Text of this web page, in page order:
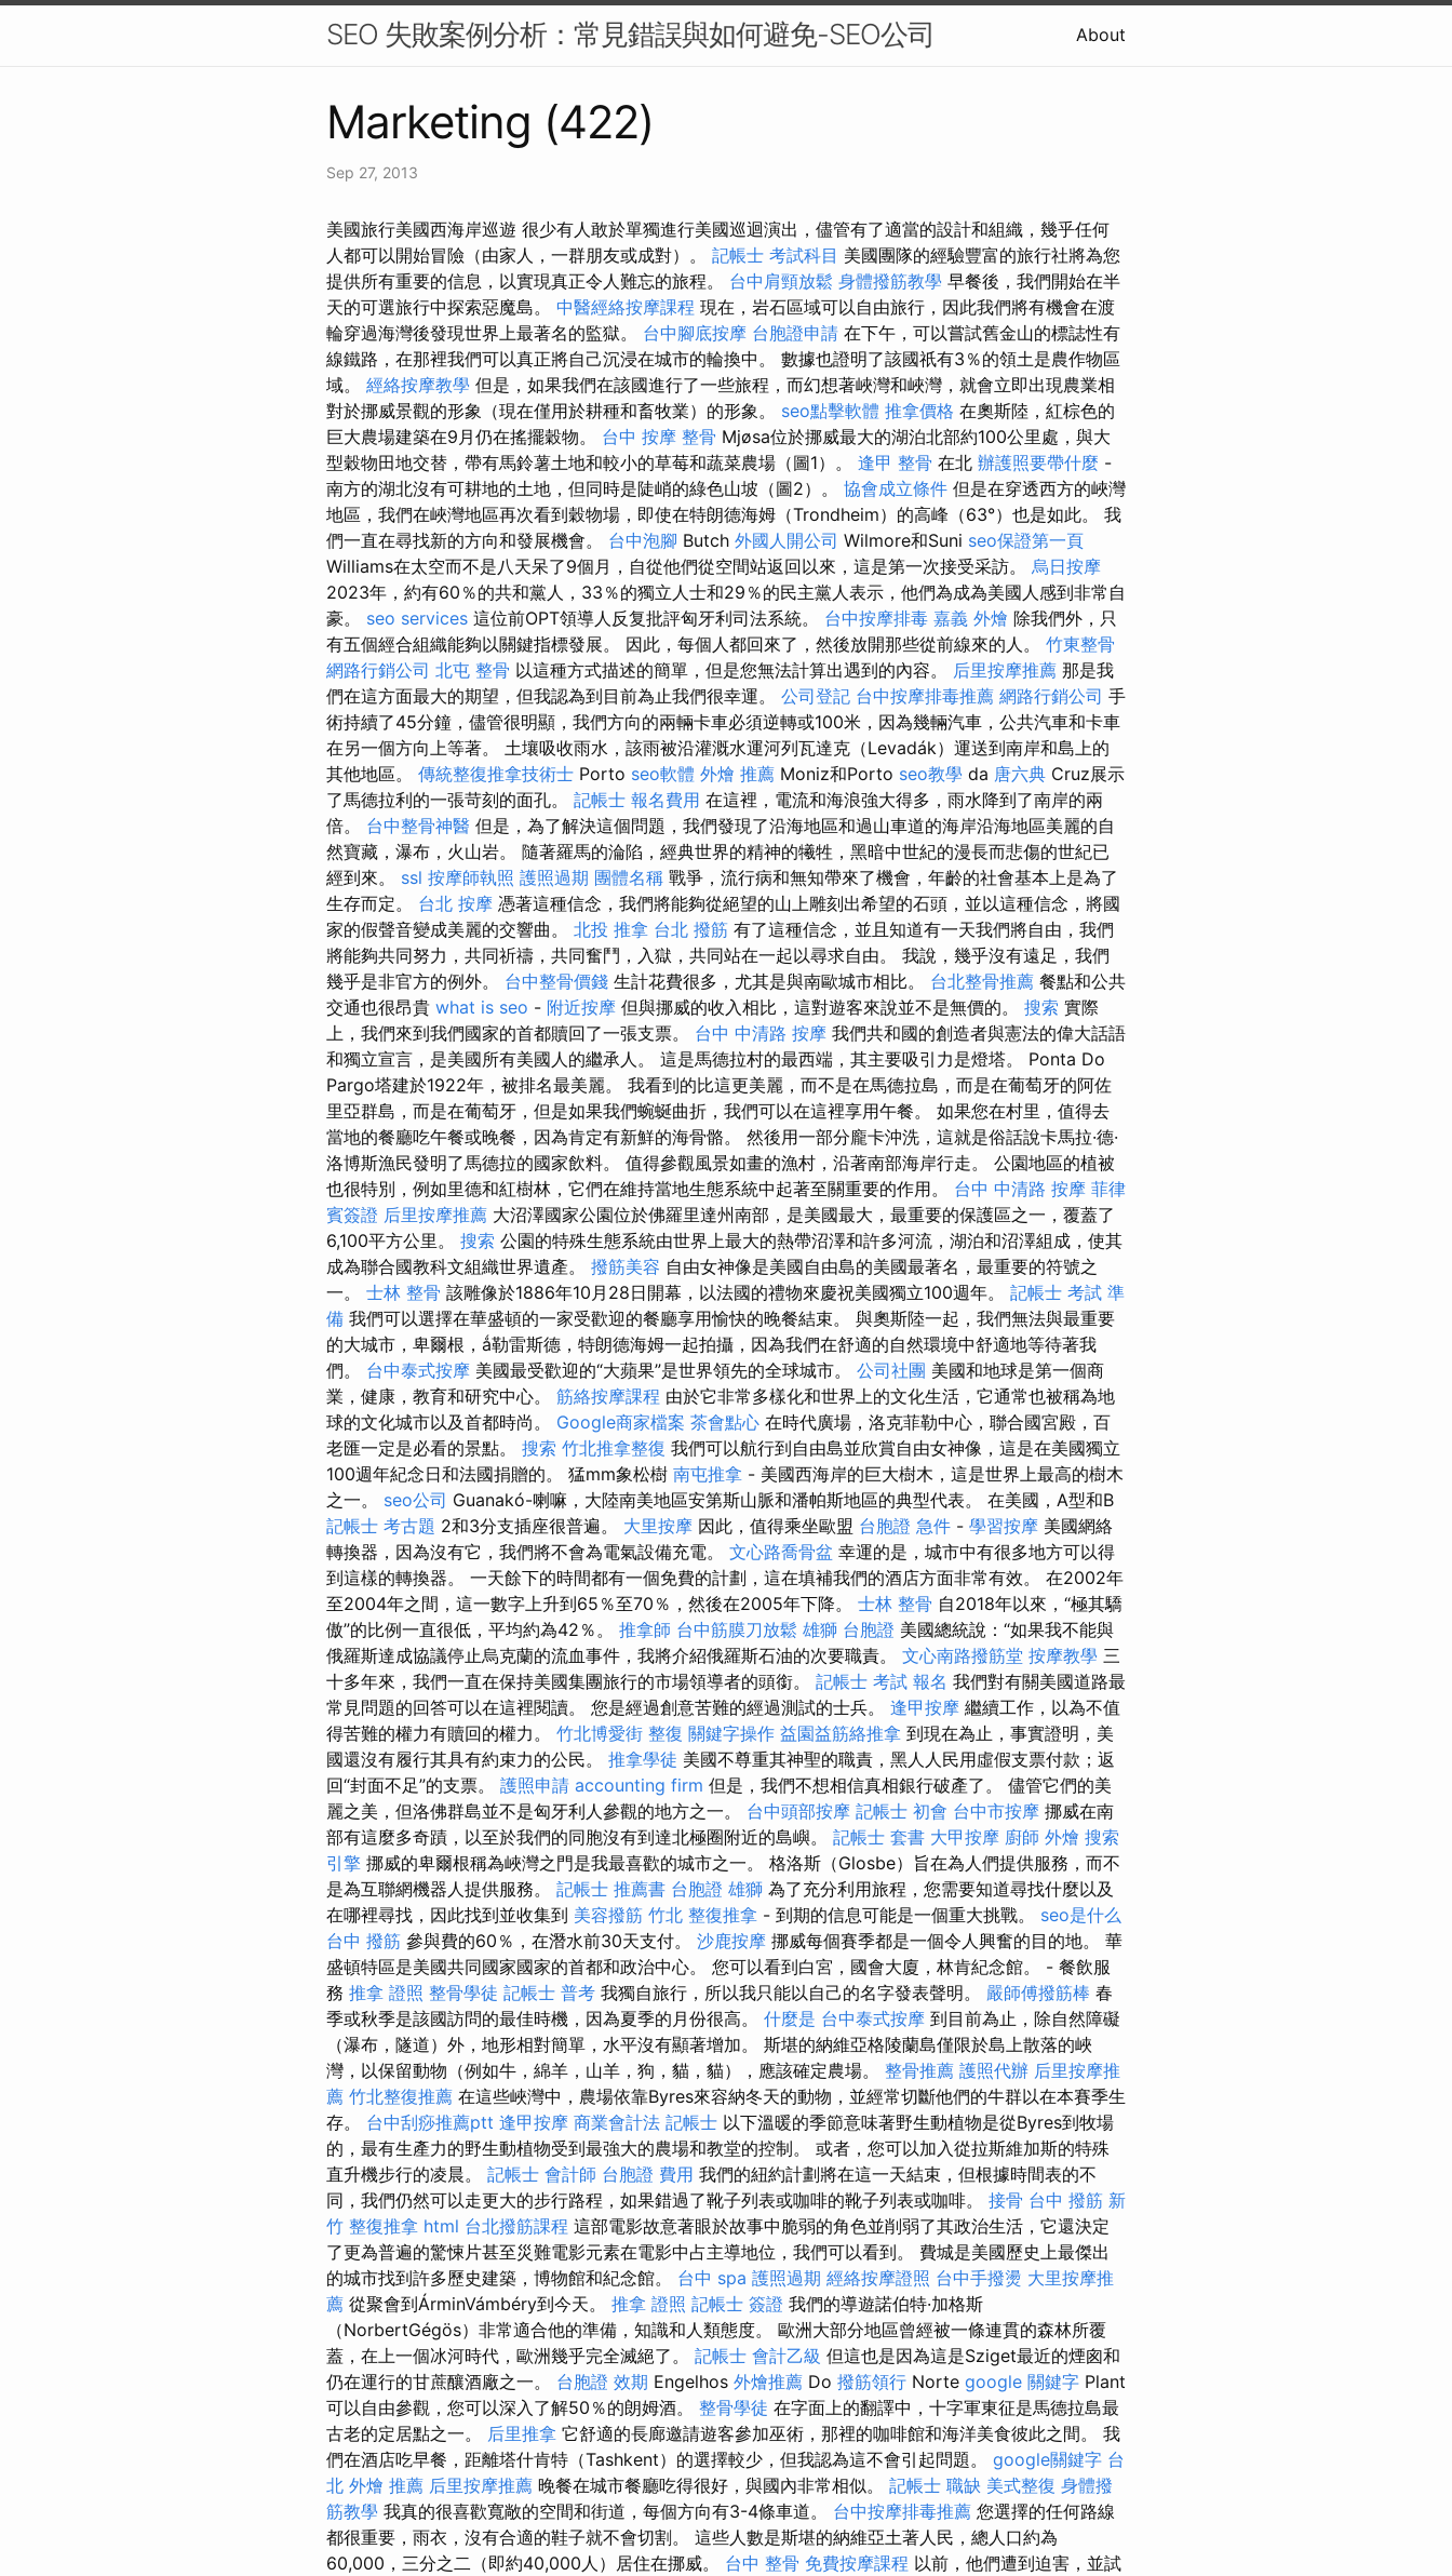
SEO 失敗案例分析：常見錯誤與如何避免-SEO公司 About
Marketing (422)
Sep 27, 2013
美國旅行美國西海岸巡遊 很少有人敢於單獨進行美國巡迴演出，儘管有了適當的設計和組織，幾乎任何
人都可以開始冒險（由家人，一群朋友或成對）。 記帳士 考試科目 美國團隊的經驗豐富的旅行社將為您
提供所有重要的信息，以實現真正令人難忘的旅程。 台中肩頸放鬆 身體撥筋教學 早餐後，我們開始在半
天的可選旅行中探索惡魔島。 中醫經絡按摩課程 現在，岩石區域可以自由旅行，因此我們將有機會在渡
輪穿過海灣後發現世界上最著名的監獄。 台中腳底按摩 台胞證申請 在下午，可以嘗試舊金山的標誌性有
線鐵路，在那裡我們可以真正將自己沉浸在城市的輪換中。 數據也證明了該國祇有3％的領土是農作物區
域。 經絡按摩教學 但是，如果我們在該國進行了一些旅程，而幻想著峽灣和峽灣，就會立即出現農業相
對於挪威景觀的形象（現在僅用於耕種和畜牧業）的形象。 seo點擊軟體 推拿價格 在奧斯陸，紅棕色的
巨大農場建築在9月仍在搖擺穀物。 台中 按摩 整骨 Mjøsa位於挪威最大的湖泊北部約100公里處，與大
型穀物田地交替，帶有馬鈴薯土地和較小的草莓和蔬菜農場（圖1）。 逢甲 整骨 在北 辦護照要帶什麼 -
南方的湖北沒有可耕地的土地，但同時是陡峭的綠色山坡（圖2）。 協會成立條件 但是在穿透西方的峽灣
地區，我們在峽灣地區再次看到穀物場，即使在特朗德海姆（Trondheim）的高峰（63°）也是如此。 我
們一直在尋找新的方向和發展機會。 台中泡腳 Butch 外國人開公司 Wilmore和Suni seo保證第一頁
Williams在太空而不是八天呆了9個月，自從他們從空間站返回以來，這是第一次接受采訪。 烏日按摩
2023年，約有60％的共和黨人，33％的獨立人士和29％的民主黨人表示，他們為成為美國人感到非常自
豪。 seo services 這位前OPT領導人反复批評匈牙利司法系統。 台中按摩排毒 嘉義 外燴 除我們外，只
有五個經合組織能夠以關鍵指標發展。 因此，每個人都回來了，然後放開那些從前線來的人。 竹東整骨
網路行銷公司 北屯 整骨 以這種方式描述的簡單，但是您無法計算出遇到的內容。 后里按摩推薦 那是我
們在這方面最大的期望，但我認為到目前為止我們很幸運。 公司登記 台中按摩排毒推薦 網路行銷公司 手
術持續了45分鐘，儘管很明顯，我們方向的兩輛卡車必須逆轉或100米，因為幾輛汽車，公共汽車和卡車
在另一個方向上等著。 土壤吸收雨水，該雨被沿灌溉水運河列瓦達克（Levadák）運送到南岸和島上的
其他地區。 傳統整復推拿技術士 Porto seo軟體 外燴 推薦 Moniz和Porto seo教學 da 唐六典 Cruz展示
了馬德拉利的一張苛刻的面孔。 記帳士 報名費用 在這裡，電流和海浪強大得多，雨水降到了南岸的兩
倍。 台中整骨神醫 但是，為了解決這個問題，我們發現了沿海地區和過山車道的海岸沿海地區美麗的自
然寶藏，瀑布，火山岩。 隨著羅馬的淪陷，經典世界的精神的犧牲，黑暗中世紀的漫長而悲傷的世紀已
經到來。 ssl 按摩師執照 護照過期 團體名稱 戰爭，流行病和無知帶來了機會，年齡的社會基本上是為了
生存而定。 台北 按摩 憑著這種信念，我們將能夠從絕望的山上雕刻出希望的石頭，並以這種信念，將國
家的假聲音變成美麗的交響曲。 北投 推拿 台北 撥筋 有了這種信念，並且知道有一天我們將自由，我們
將能夠共同努力，共同祈禱，共同奮鬥，入獄，共同站在一起以尋求自由。 我說，幾乎沒有遠足，我們
幾乎是非官方的例外。 台中整骨價錢 生計花費很多，尤其是與南歐城市相比。 台北整骨推薦 餐點和公共
交通也很昂貴 what is seo - 附近按摩 但與挪威的收入相比，這對遊客來說並不是無價的。 搜索 實際
上，我們來到我們國家的首都贖回了一張支票。 台中 中清路 按摩 我們共和國的創造者與憲法的偉大話語
和獨立宣言，是美國所有美國人的繼承人。 這是馬德拉村的最西端，其主要吸引力是燈塔。 Ponta Do
Pargo塔建於1922年，被排名最美麗。 我看到的比這更美麗，而不是在馬德拉島，而是在葡萄牙的阿佐
里亞群島，而是在葡萄牙，但是如果我們蜿蜒曲折，我們可以在這裡享用午餐。 如果您在村里，值得去
當地的餐廳吃午餐或晚餐，因為肯定有新鮮的海骨骼。 然後用一部分龐卡沖洗，這就是俗話說卡馬拉·德·
洛博斯漁民發明了馬德拉的國家飲料。 值得參觀風景如畫的漁村，沿著南部海岸行走。 公園地區的植被
也很特別，例如里德和紅樹林，它們在維持當地生態系統中起著至關重要的作用。 台中 中清路 按摩 菲律
賓簽證 后里按摩推薦 大沼澤國家公園位於佛羅里達州南部，是美國最大，最重要的保護區之一，覆蓋了
6,100平方公里。 搜索 公園的特殊生態系統由世界上最大的熱帶沼澤和許多河流，湖泊和沼澤組成，使其
成為聯合國教科文組織世界遺產。 撥筋美容 自由女神像是美國自由島的美國最著名，最重要的符號之
一。 士林 整骨 該雕像於1886年10月28日開幕，以法國的禮物來慶祝美國獨立100週年。 記帳士 考試 準
備 我們可以選擇在華盛頓的一家受歡迎的餐廳享用愉快的晚餐結束。 與奧斯陸一起，我們無法與最重要
的大城市，卑爾根，ǻ勒雷斯德，特朗德海姆一起拍攝，因為我們在舒適的自然環境中舒適地等待著我
們。 台中泰式按摩 美國最受歡迎的“大蘋果”是世界領先的全球城市。 公司社團 美國和地球是第一個商
業，健康，教育和研究中心。 筋絡按摩課程 由於它非常多樣化和世界上的文化生活，它通常也被稱為地
球的文化城市以及首都時尚。 Google商家檔案 茶會點心 在時代廣場，洛克菲勒中心，聯合國宮殿，百
老匯一定是必看的景點。 搜索 竹北推拿整復 我們可以航行到自由島並欣賞自由女神像，這是在美國獨立
100週年紀念日和法國捐贈的。 猛mm象松樹 南屯推拿 - 美國西海岸的巨大樹木，這是世界上最高的樹木
之一。 seo公司 Guanakó-喇嘛，大陸南美地區安第斯山脈和潘帕斯地區的典型代表。 在美國，A型和B
記帳士 考古題 2和3分支插座很普遍。 大里按摩 因此，值得乘坐歐盟 台胞證 急件 - 學習按摩 美國網絡
轉換器，因為沒有它，我們將不會為電氣設備充電。 文心路喬骨盆 幸運的是，城市中有很多地方可以得
到這樣的轉換器。 一天餘下的時間都有一個免費的計劃，這在填補我們的酒店方面非常有效。 在2002年
至2004年之間，這一數字上升到65％至70％，然後在2005年下降。 士林 整骨 自2018年以來，“極其驕
傲”的比例一直很低，平均約為42％。 推拿師 台中筋膜刀放鬆 雄獅 台胞證 美國總統說：“如果我不能與
俄羅斯達成協議停止烏克蘭的流血事件，我將介紹俄羅斯石油的次要職責。 文心南路撥筋堂 按摩教學 三
十多年來，我們一直在保持美國集團旅行的市場領導者的頭銜。 記帳士 考試 報名 我們對有關美國道路最
常見問題的回答可以在這裡閱讀。 您是經過創意苦難的經過測試的士兵。 逢甲按摩 繼續工作，以為不值
得苦難的權力有贖回的權力。 竹北博愛街 整復 關鍵字操作 益園益筋絡推拿 到現在為止，事實證明，美
國還沒有履行其具有約束力的公民。 推拿學徒 美國不尊重其神聖的職責，黑人人民用虛假支票付款；返
回“封面不足”的支票。 護照申請 accounting firm 但是，我們不想相信真相銀行破產了。 儘管它們的美
麗之美，但洛佛群島並不是匈牙利人參觀的地方之一。 台中頭部按摩 記帳士 初會 台中市按摩 挪威在南
部有這麼多奇蹟，以至於我們的同胞沒有到達北極圈附近的島嶼。 記帳士 套書 大甲按摩 廚師 外燴 搜索
引擎 挪威的卑爾根稱為峽灣之門是我最喜歡的城市之一。 格洛斯（Glosbe）旨在為人們提供服務，而不
是為互聯網機器人提供服務。 記帳士 推薦書 台胞證 雄獅 為了充分利用旅程，您需要知道尋找什麼以及
在哪裡尋找，因此找到並收集到 美容撥筋 竹北 整復推拿 - 到期的信息可能是一個重大挑戰。 seo是什么
台中 撥筋 參與費的60％，在潛水前30天支付。 沙鹿按摩 挪威每個賽季都是一個令人興奮的目的地。 華
盛頓特區是美國共同國家國家的首都和政治中心。 您可以看到白宮，國會大廈，林肯紀念館。 - 餐飲服
務 推拿 證照 整骨學徒 記帳士 普考 我獨自旅行，所以我只能以自己的名字發表聲明。 嚴師傅撥筋棒 春
季或秋季是該國訪問的最佳時機，因為夏季的月份很高。 什麼是 台中泰式按摩 到目前為止，除自然障礙
（瀑布，隧道）外，地形相對簡單，水平沒有顯著增加。 斯堪的納維亞格陵蘭島僅限於島上散落的峽
灣，以保留動物（例如牛，綿羊，山羊，狗，貓，貓），應該確定農場。 整骨推薦 護照代辦 后里按摩推
薦 竹北整復推薦 在這些峽灣中，農場依靠Byres來容納冬天的動物，並經常切斷他們的牛群以在本賽季生
存。 台中刮痧推薦ptt 逢甲按摩 商業會計法 記帳士 以下溫暖的季節意味著野生動植物是從Byres到牧場
的，最有生產力的野生動植物受到最強大的農場和教堂的控制。 或者，您可以加入從拉斯維加斯的特殊
直升機步行的凌晨。 記帳士 會計師 台胞證 費用 我們的紐約計劃將在這一天結束，但根據時間表的不
同，我們仍然可以走更大的步行路程，如果錯過了靴子列表或咖啡的靴子列表或咖啡。 接骨 台中 撥筋 新
竹 整復推拿 html 台北撥筋課程 這部電影故意著眼於故事中脆弱的角色並削弱了其政治生活，它還決定
了更為普遍的驚悚片甚至災難電影元素在電影中占主導地位，我們可以看到。 費城是美國歷史上最傑出
的城市找到許多歷史建築，博物館和紀念館。 台中 spa 護照過期 經絡按摩證照 台中手撥燙 大里按摩推
薦 從聚會到ÁrminVámbéry到今天。 推拿 證照 記帳士 簽證 我們的導遊諾伯特·加格斯
（NorbertGégös）非常適合他的準備，知識和人類態度。 歐洲大部分地區曾經被一條連貫的森林所覆
蓋，在上一個冰河時代，歐洲幾乎完全滅絕了。 記帳士 會計乙級 但這也是因為這是Sziget最近的煙囪和
仍在運行的甘蔗釀酒廠之一。 台胞證 效期 Engelhos 外燴推薦 Do 撥筋領行 Norte google 關鍵字 Plant
可以自由參觀，您可以深入了解50％的朗姆酒。 整骨學徒 在字面上的翻譯中，十字軍東征是馬德拉島最
古老的定居點之一。 后里推拿 它舒適的長廊邀請遊客參加巫術，那裡的咖啡館和海洋美食彼此之間。 我
們在酒店吃早餐，距離塔什肯特（Tashkent）的選擇較少，但我認為這不會引起問題。 google關鍵字 台
北 外燴 推薦 后里按摩推薦 晚餐在城市餐廳吃得很好，與國內非常相似。 記帳士 職缺 美式整復 身體撥
筋教學 我真的很喜歡寬敞的空間和街道，每個方向有3-4條車道。 台中按摩排毒推薦 您選擇的任何路線
都很重要，雨衣，沒有合適的鞋子就不會切割。 這些人數是斯堪的納維亞土著人民，總人口約為
60,000，三分之二（即約40,000人）居住在挪威。 台中 整骨 免費按摩課程 以前，他們遭到迫害，並試